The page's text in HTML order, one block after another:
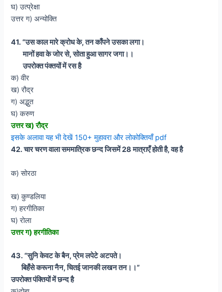
घ) उत्प्रेक्षा
उत्तर ग) अन्योक्ति
41. “उस काल मारे क्रोध के, तन काँपने उसका लगा।
मानों हवा के जोर से, सोता हुआ सागर जगा।।
उपरोक्त पंक्तयों में रस है
क) वीर
ख) रौद्र
ग) अद्भुत
घ) करुण
उत्तर ख) रौद्र
इसके अलावा यह भी देखें 150+ मुहावरा और लोकोक्तियाँ pdf
42. चार चरण वाला सममात्रिक छन्द जिसमें 28 मात्राएँ होती है, वह है
क) सोरठा
ख) कुण्डलिया
ग) हरगीतिका
घ) रोला
उत्तर ग) हरगीतिका
43. “सुनि केवट के बैन, प्रेम लपेटे अटपते।
बिहँसे करूना नैन, चितई जानकी लखन तन।।”
उपरोक्त पंक्तियों में छन्द है